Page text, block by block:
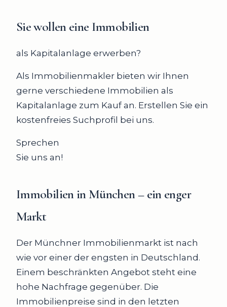
Sie wollen eine Immobilien
als Kapitalanlage erwerben?
Als Immobilienmakler bieten wir Ihnen
gerne verschiedene Immobilien als
Kapitalanlage zum Kauf an. Erstellen Sie ein
kostenfreies Suchprofil bei uns.
Sprechen
Sie uns an!
Immobilien in München – ein enger
Markt
Der Münchner Immobilienmarkt ist nach
wie vor einer der engsten in Deutschland.
Einem beschränkten Angebot steht eine
hohe Nachfrage gegenüber. Die
Immobilienpreise sind in den letzten